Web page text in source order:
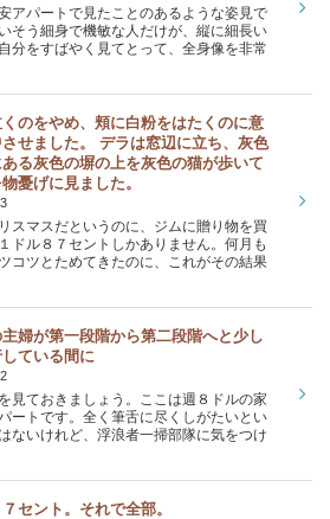
アパートで見たことのあるような姿見で
そう細身で機敏な人だけが、縦に細長い
分をすばやく見てとって、全身像を非常
のをやめ、頬に白粉をはたくのに意
せました。 デラは窓辺に立ち、灰色
る灰色の塀の上を灰色の猫が歩いて
憂げに見ました。
スマスだというのに、ジムに贈り物を買
ドル８７セントしかありません。何月も
コツとためてきたのに、これがその結果
婦が第一段階から第二段階へと少し
ている間に
見ておきましょう。ここは週８ドルの家
ートです。全く筆舌に尽くしがたいとい
ないけれど、浮浪者一掃部隊に気をつけ
セント。それで全部。